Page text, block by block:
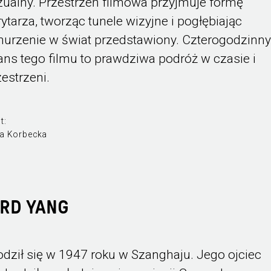
tworząc tunele wizyjne i pogłębiając
w świat przedstawiony. Czterogodzinny
tego filmu to prawdziwa podróż w czasie i
Korbecka
YANG
się w 1947 roku w Szanghaju. Jego ojciec